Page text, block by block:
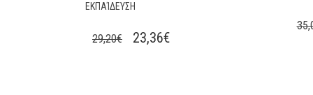
ΕΚΠΑΊΔΕΥΣΗ
29,20€
ORIGINAL
23,36€CURRENT